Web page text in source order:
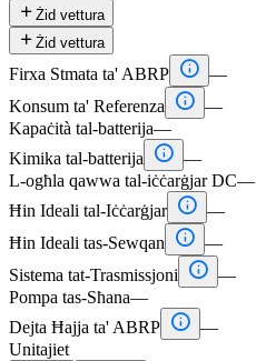
 Żid vettura
 Żid vettura
Firxa Stmata ta' ABRP  —
Konsum ta' Referenza
 —
Kapaċità tal-batterija—
Kimika tal-batterija
 —
L-ogħla qawwa tal-iċċarġjar DC—
Ħin Ideali tal-Iċċarġjar  —
Ħin Ideali tas-Sewqan
 —
Sistema tat-Trasmissjoni
 —
Pompa tas-Sħana—
Dejta Ħajja ta' ABRP  —
Unitajiet